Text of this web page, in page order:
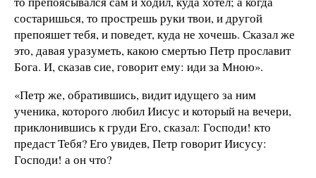
состаришься, то прострешь руки твои, и другой
препояшет тебя, и поведет, куда не хочешь. Сказал же
это, давая уразуметь, какою смертью Петр прославит
Бога. И, сказав сие, говорит ему: иди за Мною».
«Петр же, обратившись, видит идущего за ним
ученика, которого любил Иисус и который на вечери,
приклонившись к груди Его, сказал: Господи! кто
предаст Тебя? Его увидев, Петр говорит Иисусу:
Господи! а он что?